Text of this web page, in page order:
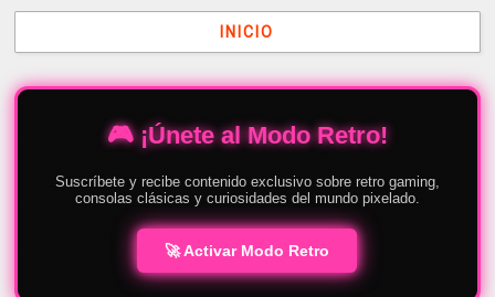
INICIO
🎮 ¡Únete al Modo Retro!
Suscríbete y recibe contenido exclusivo sobre retro gaming,
consolas clásicas y curiosidades del mundo pixelado.
🚀 Activar Modo Retro